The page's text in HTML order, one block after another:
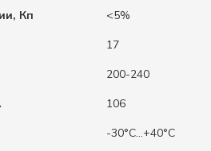
Кп
<5%
17
200-240
106
-30°C…+40°C